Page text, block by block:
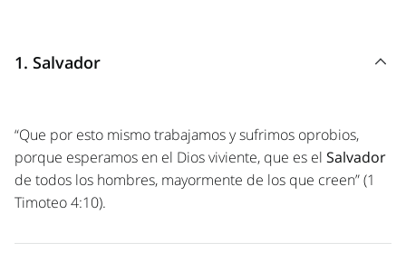
1. Salvador
“Que por esto mismo trabajamos y sufrimos oprobios,
porque esperamos en el Dios viviente, que es el Salvador
de todos los hombres, mayormente de los que creen” (1
Timoteo 4:10).